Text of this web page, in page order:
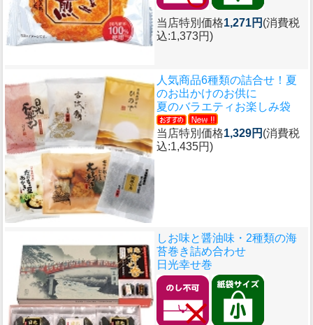
当店特別価格1,271円 (消費税
込:1,373円)
人気商品6種類の詰合せ！夏
のお出かけのお供に
夏のバラエティお楽しみ袋
当店特別価格1,329円 (消費税
込:1,435円)
しお味と醤油味・2種類の海
苔巻き詰め合わせ
日光幸せ巻